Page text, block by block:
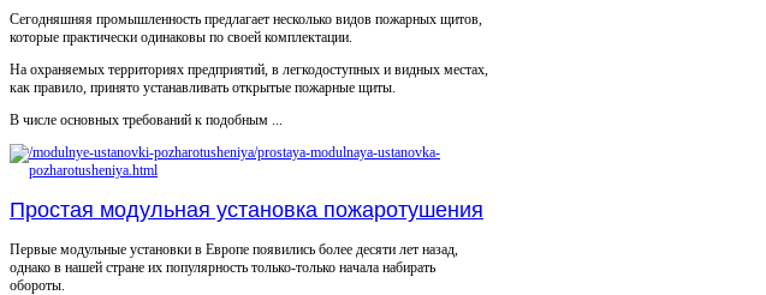
Сегодняшняя промышленность предлагает несколько видов пожарных щитов,
которые практически одинаковы по своей комплектации.
На охраняемых территориях предприятий, в легкодоступных и видных местах,
как правило, принято устанавливать открытые пожарные щиты.
В числе основных требований к подобным ...
Простая модульная установка пожаротушения
Первые модульные установки в Европе появились более десяти лет назад,
однако в нашей стране их популярность только-только начала набирать
обороты.